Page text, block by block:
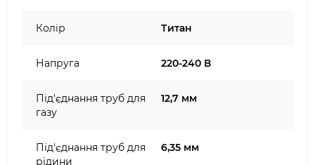
Колір Титан
Напруга 220-240 В
Під'єднання труб для
газу
12,7 мм
Під'єднання труб для
рідини
6,35 мм